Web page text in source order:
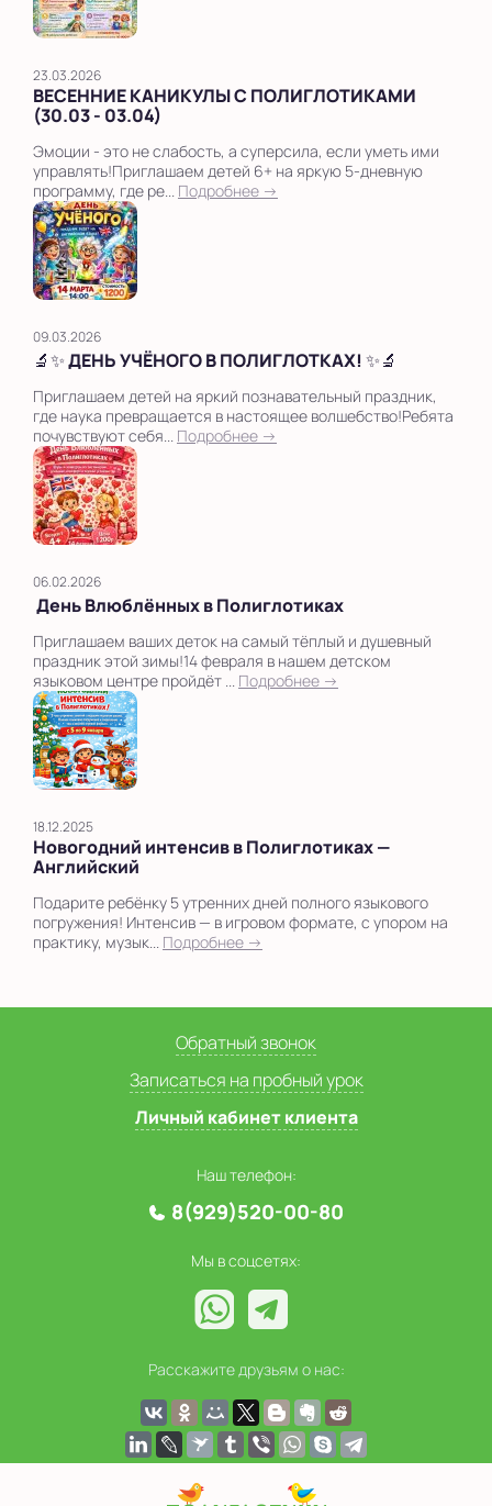
23.03.2026
ВЕСЕННИЕ КАНИКУЛЫ С ПОЛИГЛОТИКАМИ
(30.03 - 03.04)
Эмоции - это не слабость, а суперсила, если уметь ими
управлять!Приглашаем детей 6+ на яркую 5-дневную
программу, где ре... Подробнее →
09.03.2026
🔬✨ ДЕНЬ УЧЁНОГО В ПОЛИГЛОТКАХ! ✨🔬
Приглашаем детей на яркий познавательный праздник,
где наука превращается в настоящее волшебство!Ребята
почувствуют себя... Подробнее →
06.02.2026
День Влюблённых в Полиглотиках
Приглашаем ваших деток на самый тёплый и душевный
праздник этой зимы!14 февраля в нашем детском
языковом центре пройдёт ... Подробнее →
18.12.2025
Новогодний интенсив в Полиглотиках —
Английский
Подарите ребёнку 5 утренних дней полного языкового
погружения! Интенсив — в игровом формате, с упором на
практику, музык... Подробнее →
Обратный звонок
Записаться на пробный урок
Личный кабинет клиента
Наш телефон:
8(929)520-00-80
Мы в соцсетях:
Расскажите друзьям о нас: